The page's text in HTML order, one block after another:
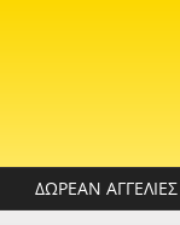
ΔΩΡΕΑΝ ΑΓΓΕΛΙΕΣ